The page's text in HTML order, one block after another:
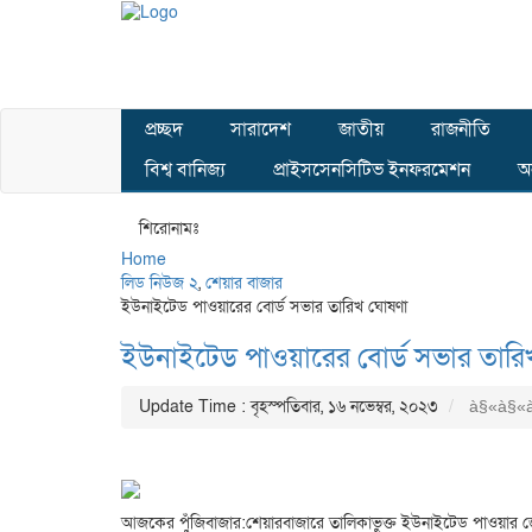
প্রচ্ছদ সারাদেশ জাতীয়
রাজনীতি
বিশ্ব বানিজ্য
প্রাইসসেনসিটিভ ইনফরমেশন
শিরোনামঃ
Home
লিড নিউজ ২, শেয়ার বাজার
ইউনাইটেড পাওয়ারের বোর্ড সভার তারিখ ঘোষণা
ইউনাইটেড পাওয়ারের বোর্ড সভার
Update Time : বৃহস্পতিবার, ১৬ নভেম্বর, ২০২৩
আজকের পুঁজিবাজার:শেয়ারবাজারে তালিকাভুক্ত ইউনাইটেড পাওয়ার